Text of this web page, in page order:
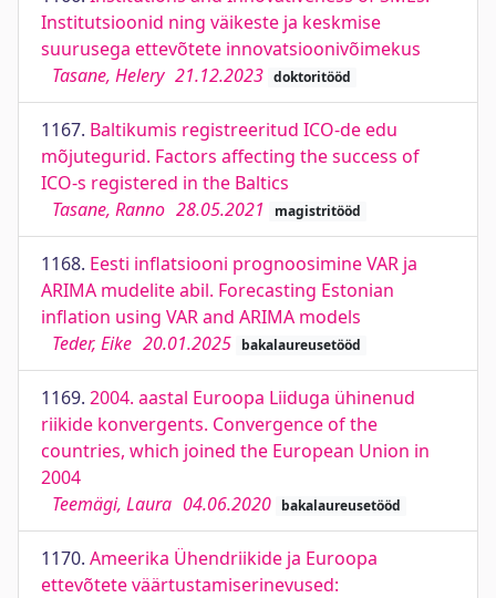
Institutsioonid ning väikeste ja keskmise
suurusega ettevõtete innovatsioonivõimekus
Tasane, Helery 21.12.2023 doktoritööd
1167. Baltikumis registreeritud ICO-de edu
mõjutegurid. Factors affecting the success of
ICO-s registered in the Baltics
Tasane, Ranno 28.05.2021 magistritööd
1168. Eesti inflatsiooni prognoosimine VAR ja
ARIMA mudelite abil. Forecasting Estonian
inflation using VAR and ARIMA models
Teder, Eike 20.01.2025 bakalaureusetööd
1169. 2004. aastal Euroopa Liiduga ühinenud
riikide konvergents. Convergence of the
countries, which joined the European Union in
2004
Teemägi, Laura 04.06.2020 bakalaureusetööd
1170. Ameerika Ühendriikide ja Euroopa
ettevõtete väärtustamiserinevused: